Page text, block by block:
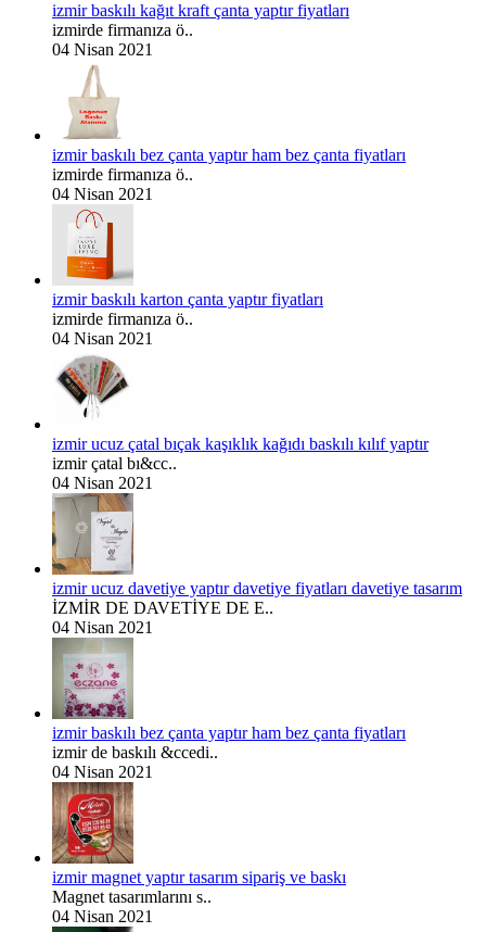
izmir baskılı kağıt kraft çanta yaptır fiyatları
izmirde firmanıza ö..
04 Nisan 2021
izmir baskılı bez çanta yaptır ham bez çanta fiyatları
izmirde firmanıza ö..
04 Nisan 2021
izmir baskılı karton çanta yaptır fiyatları
izmirde firmanıza ö..
04 Nisan 2021
izmir ucuz çatal bıçak kaşıklık kağıdı baskılı kılıf yaptır
izmir çatal bı&cc..
04 Nisan 2021
izmir ucuz davetiye yaptır davetiye fiyatları davetiye tasarım
İZMİR DE DAVETİYE DE E..
04 Nisan 2021
izmir baskılı bez çanta yaptır ham bez çanta fiyatları
izmir de baskılı &ccedi..
04 Nisan 2021
izmir magnet yaptır tasarım sipariş ve baskı
Magnet tasarımlarını s..
04 Nisan 2021